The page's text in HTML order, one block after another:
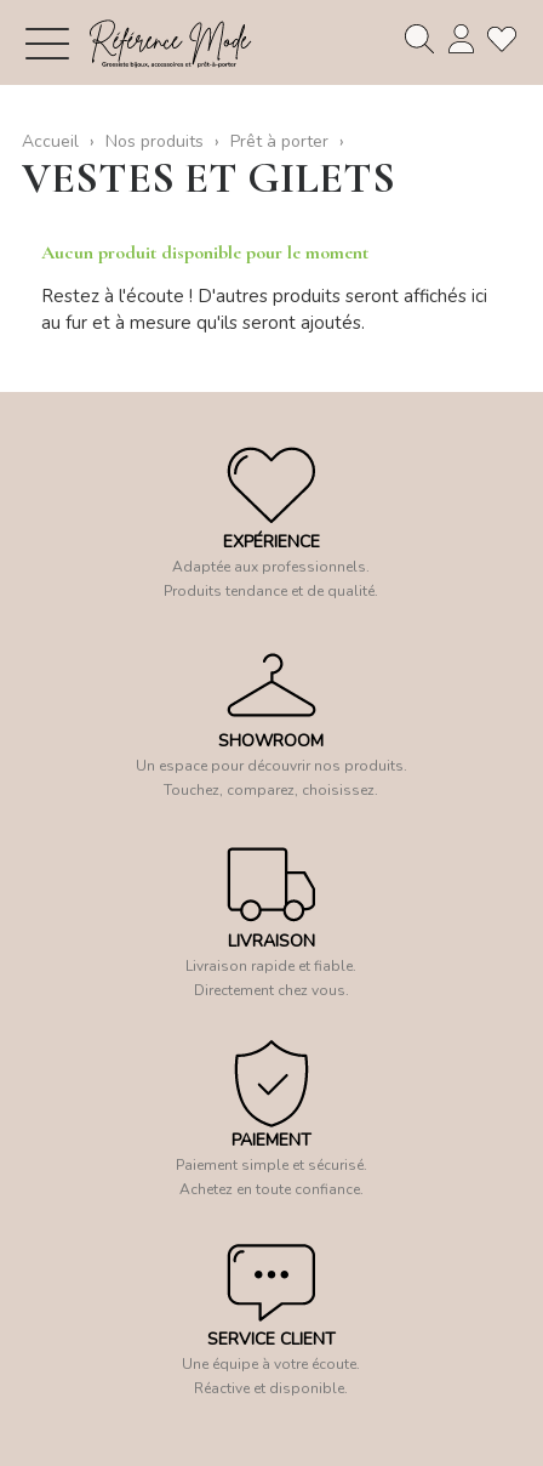
Accueil Nos produits Prêt à porter
VESTES ET GILETS
Aucun produit disponible pour le moment
Restez à l'écoute ! D'autres produits seront affichés ici
au fur et à mesure qu'ils seront ajoutés.
EXPÉRIENCE
Adaptée aux professionnels.
Produits tendance et de qualité.
SHOWROOM
Un espace pour découvrir nos produits.
Touchez, comparez, choisissez.
LIVRAISON
Livraison rapide et fiable.
Directement chez vous.
PAIEMENT
Paiement simple et sécurisé.
Achetez en toute confiance.
SERVICE CLIENT
Une équipe à votre écoute.
Réactive et disponible.